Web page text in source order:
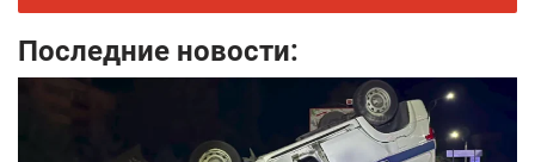
Последние новости: